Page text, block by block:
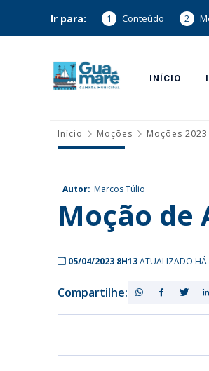
Ir para: 1 Conteúdo 2
INÍCIO
Início Moções Moções 2023
Autor: Marcos Túlio
Moção de
05/04/2023 8H13ATUALIZADO HÁ
Compartilhe: